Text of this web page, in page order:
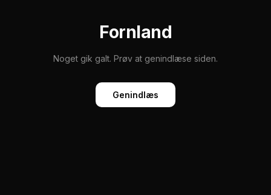
Fornland
Noget gik galt. Prøv at genindlæse siden.
Genindlæs